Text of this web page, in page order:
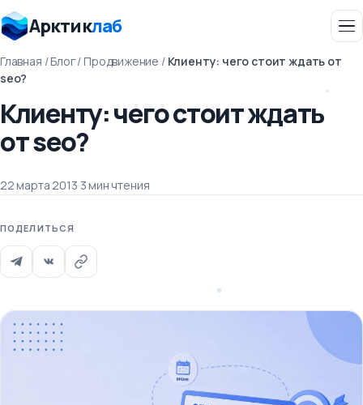
Арктиклаб
Главная /Блог/ Продвижение / Клиенту: чего стоит ждать от
seo?
Клиенту: чего стоит ждать
от seo?
22 марта 2013·3 мин чтения
ПОДЕЛИТЬСЯ